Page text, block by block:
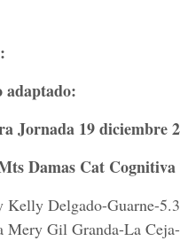
adaptado:
Jornada 19 diciembre
Damas Cat
Kelly Delgado-Guarne-
Mery Gil Granda-La